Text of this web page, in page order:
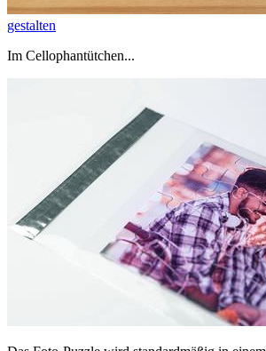
gestalten
Im Cellophantütchen...